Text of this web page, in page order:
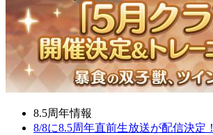
8.5周年情報
8/8に8.5周年直前生放送が配信決定！